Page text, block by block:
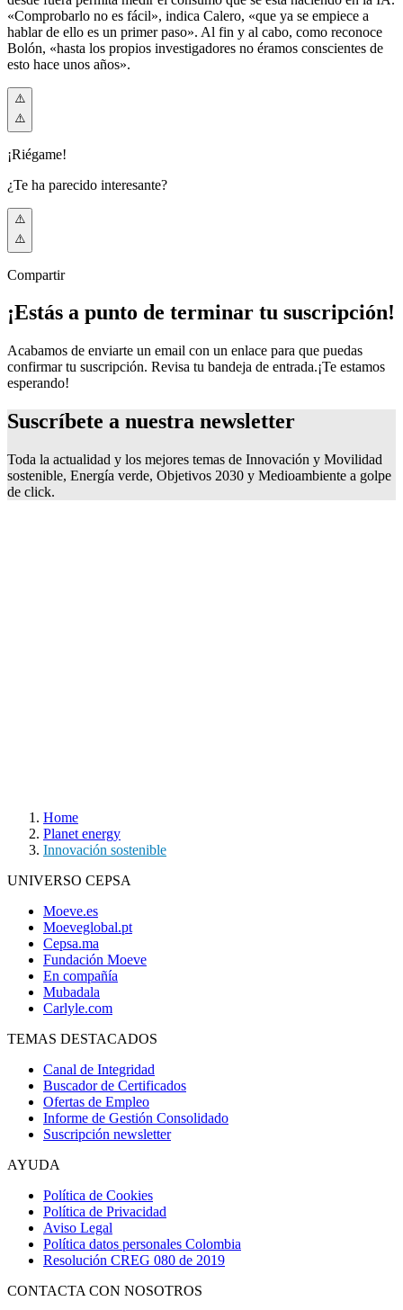
«Comprobarlo no es fácil», indica Calero, «que ya se empiece a
hablar de ello es un primer paso». Al fin y al cabo, como reconoce
Bolón, «hasta los propios investigadores no éramos conscientes de
esto hace unos años».
¡Riégame!
¿Te ha parecido interesante?
Compartir
¡Estás a punto de terminar tu suscripción!
Acabamos de enviarte un email con un enlace para que puedas
confirmar tu suscripción. Revisa tu bandeja de entrada.¡Te estamos
esperando!
Suscríbete a nuestra newsletter
Toda la actualidad y los mejores temas de Innovación y Movilidad
sostenible, Energía verde, Objetivos 2030 y Medioambiente a golpe
de click.
Home
Planet energy
Innovación sostenible
UNIVERSO CEPSA
Moeve.es
Moeveglobal.pt
Cepsa.ma
Fundación Moeve
En compañía
Mubadala
Carlyle.com
TEMAS DESTACADOS
Canal de Integridad
Buscador de Certificados
Ofertas de Empleo
Informe de Gestión Consolidado
Suscripción newsletter
AYUDA
Política de Cookies
Política de Privacidad
Aviso Legal
Política datos personales Colombia
Resolución CREG 080 de 2019
CONTACTA CON NOSOTROS